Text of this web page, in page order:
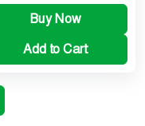
Buy Now
Add to Cart